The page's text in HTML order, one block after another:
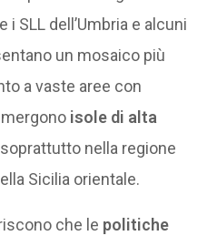
SLL dell’Umbria e alcuni
un mosaico più
a vaste aree con
isole di alta
nella regione
Sicilia orientale.
che le politiche